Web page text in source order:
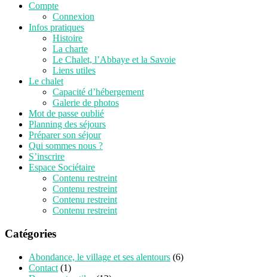
Compte
Connexion
Infos pratiques
Histoire
La charte
Le Chalet, l’Abbaye et la Savoie
Liens utiles
Le chalet
Capacité d’hébergement
Galerie de photos
Mot de passe oublié
Planning des séjours
Préparer son séjour
Qui sommes nous ?
S’inscrire
Espace Sociétaire
Contenu restreint
Contenu restreint
Contenu restreint
Contenu restreint
Catégories
Abondance, le village et ses alentours (6)
Contact (1)